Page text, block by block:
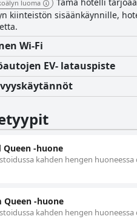
luoma
kiinteistön sisäänkäynnille,
Wi-Fi
EV- latauspiste
Queen -huone
kahden hengen
Queen -huone
kahden hengen